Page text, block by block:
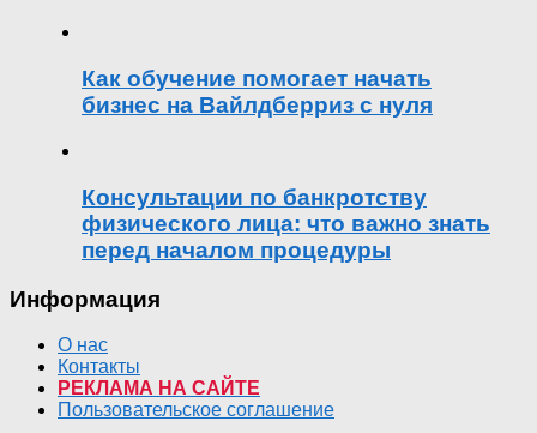
Как обучение помогает начать
бизнес на Вайлдберриз с нуля
Консультации по банкротству
физического лица: что важно знать
перед началом процедуры
Информация
О нас
Контакты
РЕКЛАМА НА САЙТЕ
Пользовательское соглашение